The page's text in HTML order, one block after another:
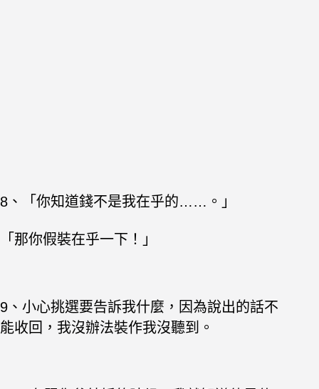
8、「你知道錢不是我在乎的……。」
「那你假裝在乎一下！」
9、小心挑選要告訴我什麼，因為說出的話不
能收回，我沒辦法裝作我沒聽到。